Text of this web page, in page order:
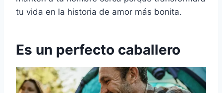
tu vida en la historia de amor más bonita.
Es un perfecto caballero